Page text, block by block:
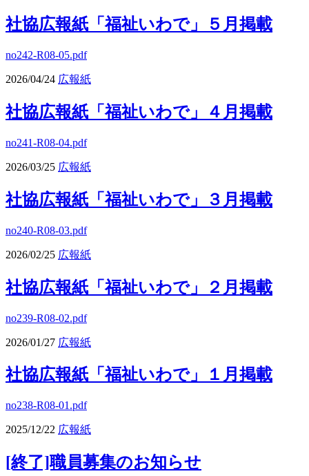
社協広報紙「福祉いわで」５月掲載
no242-R08-05.pdf
2026/04/24 広報紙
社協広報紙「福祉いわで」４月掲載
no241-R08-04.pdf
2026/03/25 広報紙
社協広報紙「福祉いわで」３月掲載
no240-R08-03.pdf
2026/02/25 広報紙
社協広報紙「福祉いわで」２月掲載
no239-R08-02.pdf
2026/01/27 広報紙
社協広報紙「福祉いわで」１月掲載
no238-R08-01.pdf
2025/12/22 広報紙
[終了]職員募集のお知らせ